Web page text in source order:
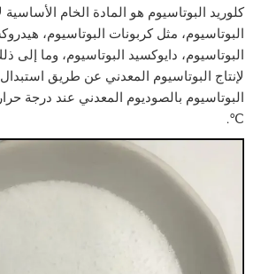
كلوريد البوتاسيوم هو المادة الخام الأساسية
البوتاسيوم، مثل كربونات البوتاسيوم،
البوتاسيوم، دايوكسيد البوتاسيوم، وما إلى
لإنتاج البوتاسيوم المعدني عن طريق
℃.